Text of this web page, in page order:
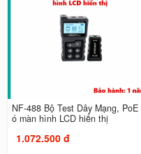
NF-488 Bộ Test Dây Mạng, PoE c
ó màn hình LCD hiển thị
1.072.500 đ